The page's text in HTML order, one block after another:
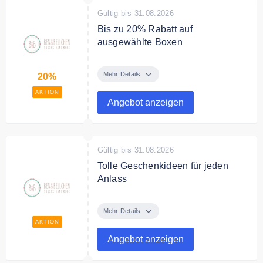
20%
AKTION
Gültig bis 31.08.2026
Bis zu 20% Rabatt auf
ausgewählte Boxen
Boxen un Bundles
Mehr Details
Angebot anzeigen
AKTION
Gültig bis 31.08.2026
Tolle Geschenkideen für jeden
Anlass
oder Muttertag, Ben & Bellchen
Geschenkideen.
Mehr Details
Angebot anzeigen